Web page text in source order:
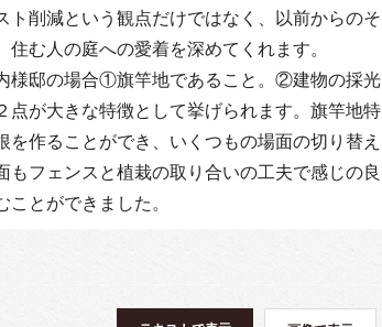
削減という観点だけではなく、以前からのそ
む人の庭への愛着を深めてくれます。
様邸の場合①旗竿地であること。②建物の採光
が大きな特徴として挙げられます。旗竿地特
作ることができ、いくつもの場面の切り替え
フェンスと植栽の取り合いの工夫で感じの良
とができました。